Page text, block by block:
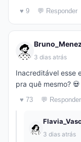
♥ 9 💬 Responder
3 dias atrás
Inacreditável esse
pra quê mesmo? 💀
♥ 73 💬 Responder
Flavia_Vasc
3 dias atrás